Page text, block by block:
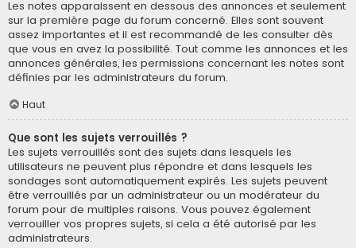
Les notes apparaissent en dessous des annonces et seulement
sur la première page du forum concerné. Elles sont souvent
assez importantes et il est recommandé de les consulter dès
que vous en avez la possibilité. Tout comme les annonces et les
annonces générales, les permissions concernant les notes sont
définies par les administrateurs du forum.
Haut
Que sont les sujets verrouillés ?
Les sujets verrouillés sont des sujets dans lesquels les
utilisateurs ne peuvent plus répondre et dans lesquels les
sondages sont automatiquement expirés. Les sujets peuvent
être verrouillés par un administrateur ou un modérateur du
forum pour de multiples raisons. Vous pouvez également
verrouiller vos propres sujets, si cela a été autorisé par les
administrateurs.